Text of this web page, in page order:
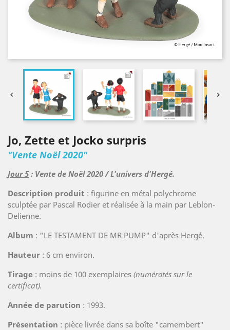
 
Jo, Zette et Jocko surpris
"Vente Noël 2020"
Jour 5 : Vente de Noël 2020 / L'univers d'Hergé.
Description produit : figurine en métal polychrome
sculptée par Pascal Rodier et réalisée à la main par Leblon-
Delienne.
Album : "LE TESTAMENT DE MR PUMP" d'après Hergé.
Hauteur : 6 cm environ.
Tirage : moins de 100 exemplaires (numérotés sur le
certificat).
Année de parution : 1993.
Présentation : pièce livrée dans sa boîte "camembert"